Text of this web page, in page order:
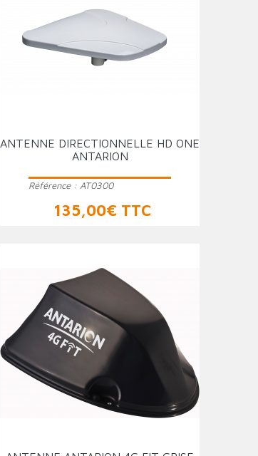
ANTENNE DIRECTIONNELLE HD ONE
ANTARION
Référence : AT0300
Prix
135,00€ TTC